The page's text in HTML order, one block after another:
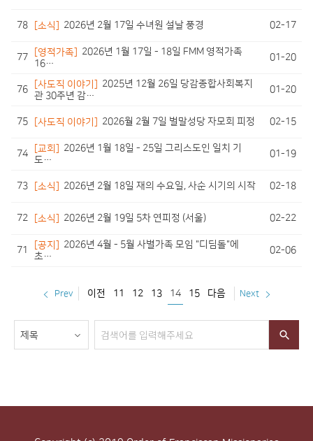
78 [소식] 2026년 2월 17일 수녀원 설날 풍경 02-17
77 [영적가족] 2026년 1월 17일 - 18일 FMM 영적가족
16…
01-20
76 [사도직 이야기] 2025년 12월 26일 당감종합사회복지
관 30주년 감…
01-20
75 [사도직 이야기] 2026월 2월 7일 벌말성당 자모회 피정 02-15
74 [교회] 2026년 1월 18일 - 25일 그리스도인 일치 기
도…
01-19
73 [소식] 2026년 2월 18일 재의 수요일, 사순 시기의 시작 02-18
72 [소식] 2026년 2월 19일 5차 연피정 (서울) 02-22
71 [공지] 2026년 4월 - 5월 사별가족 모임 "디딤돌"에
초…
02-06
이전 11 12 13 14 15 다음